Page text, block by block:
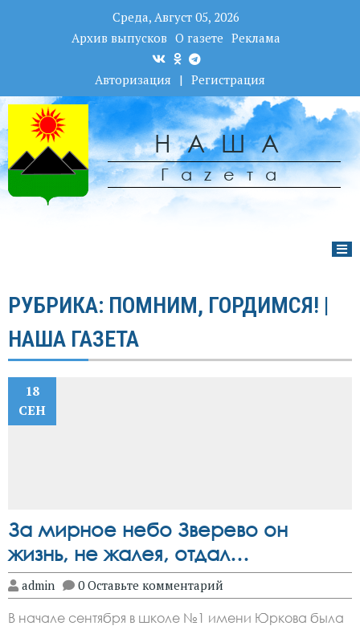
Среда, Август 05, 2026
Архив выпусков О газете Реклама
Авторизация | Регистрация
НАША
Гаzета
РУБРИКА: ПОМНИМ, ГОРДИМСЯ! |
НАША ГАЗЕТА
18
СЕН
За мирное небо Зверево он
жизнь, не жалея, отдал…
admin 0 Оставьте комментарий
В начале сентября в школе №1 имени Юркова была